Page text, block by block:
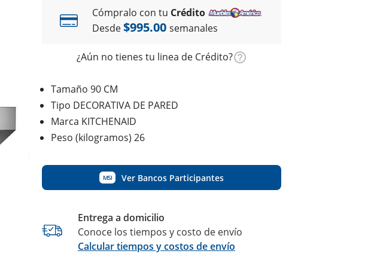
Cómpralo con tu Crédito
Desde$995.00 semanales
¿Aún no tienes tu linea de Crédito?
Tamaño 90 CM
Tipo DECORATIVA DE PARED
Marca KITCHENAID
Peso (kilogramos) 26
MSI Ver Bancos Participantes
Entrega a domicilio
Conoce los tiempos y costo de envío
Calcular tiempos y costos de envío